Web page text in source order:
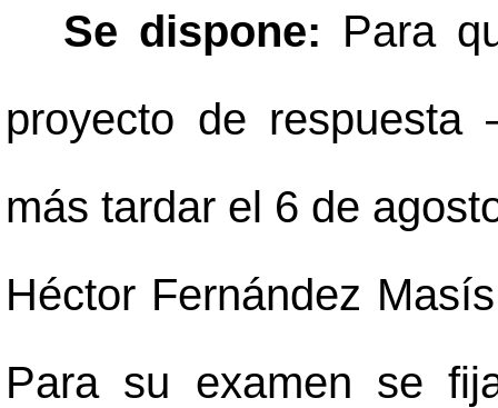
Se dispone: Para
proyecto de respuesta
más tardar el 6 de
Héctor Fernández
Para su examen se